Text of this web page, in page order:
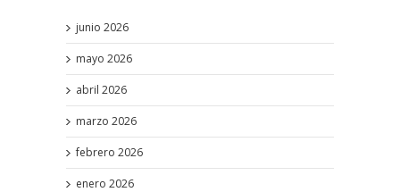
junio 2026
mayo 2026
abril 2026
marzo 2026
febrero 2026
enero 2026